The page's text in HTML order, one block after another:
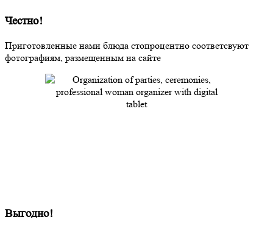
Честно!
Приготовленные нами блюда стопроцентно соответсвуют
фотографиям, размещенным на сайте
Выгодно!